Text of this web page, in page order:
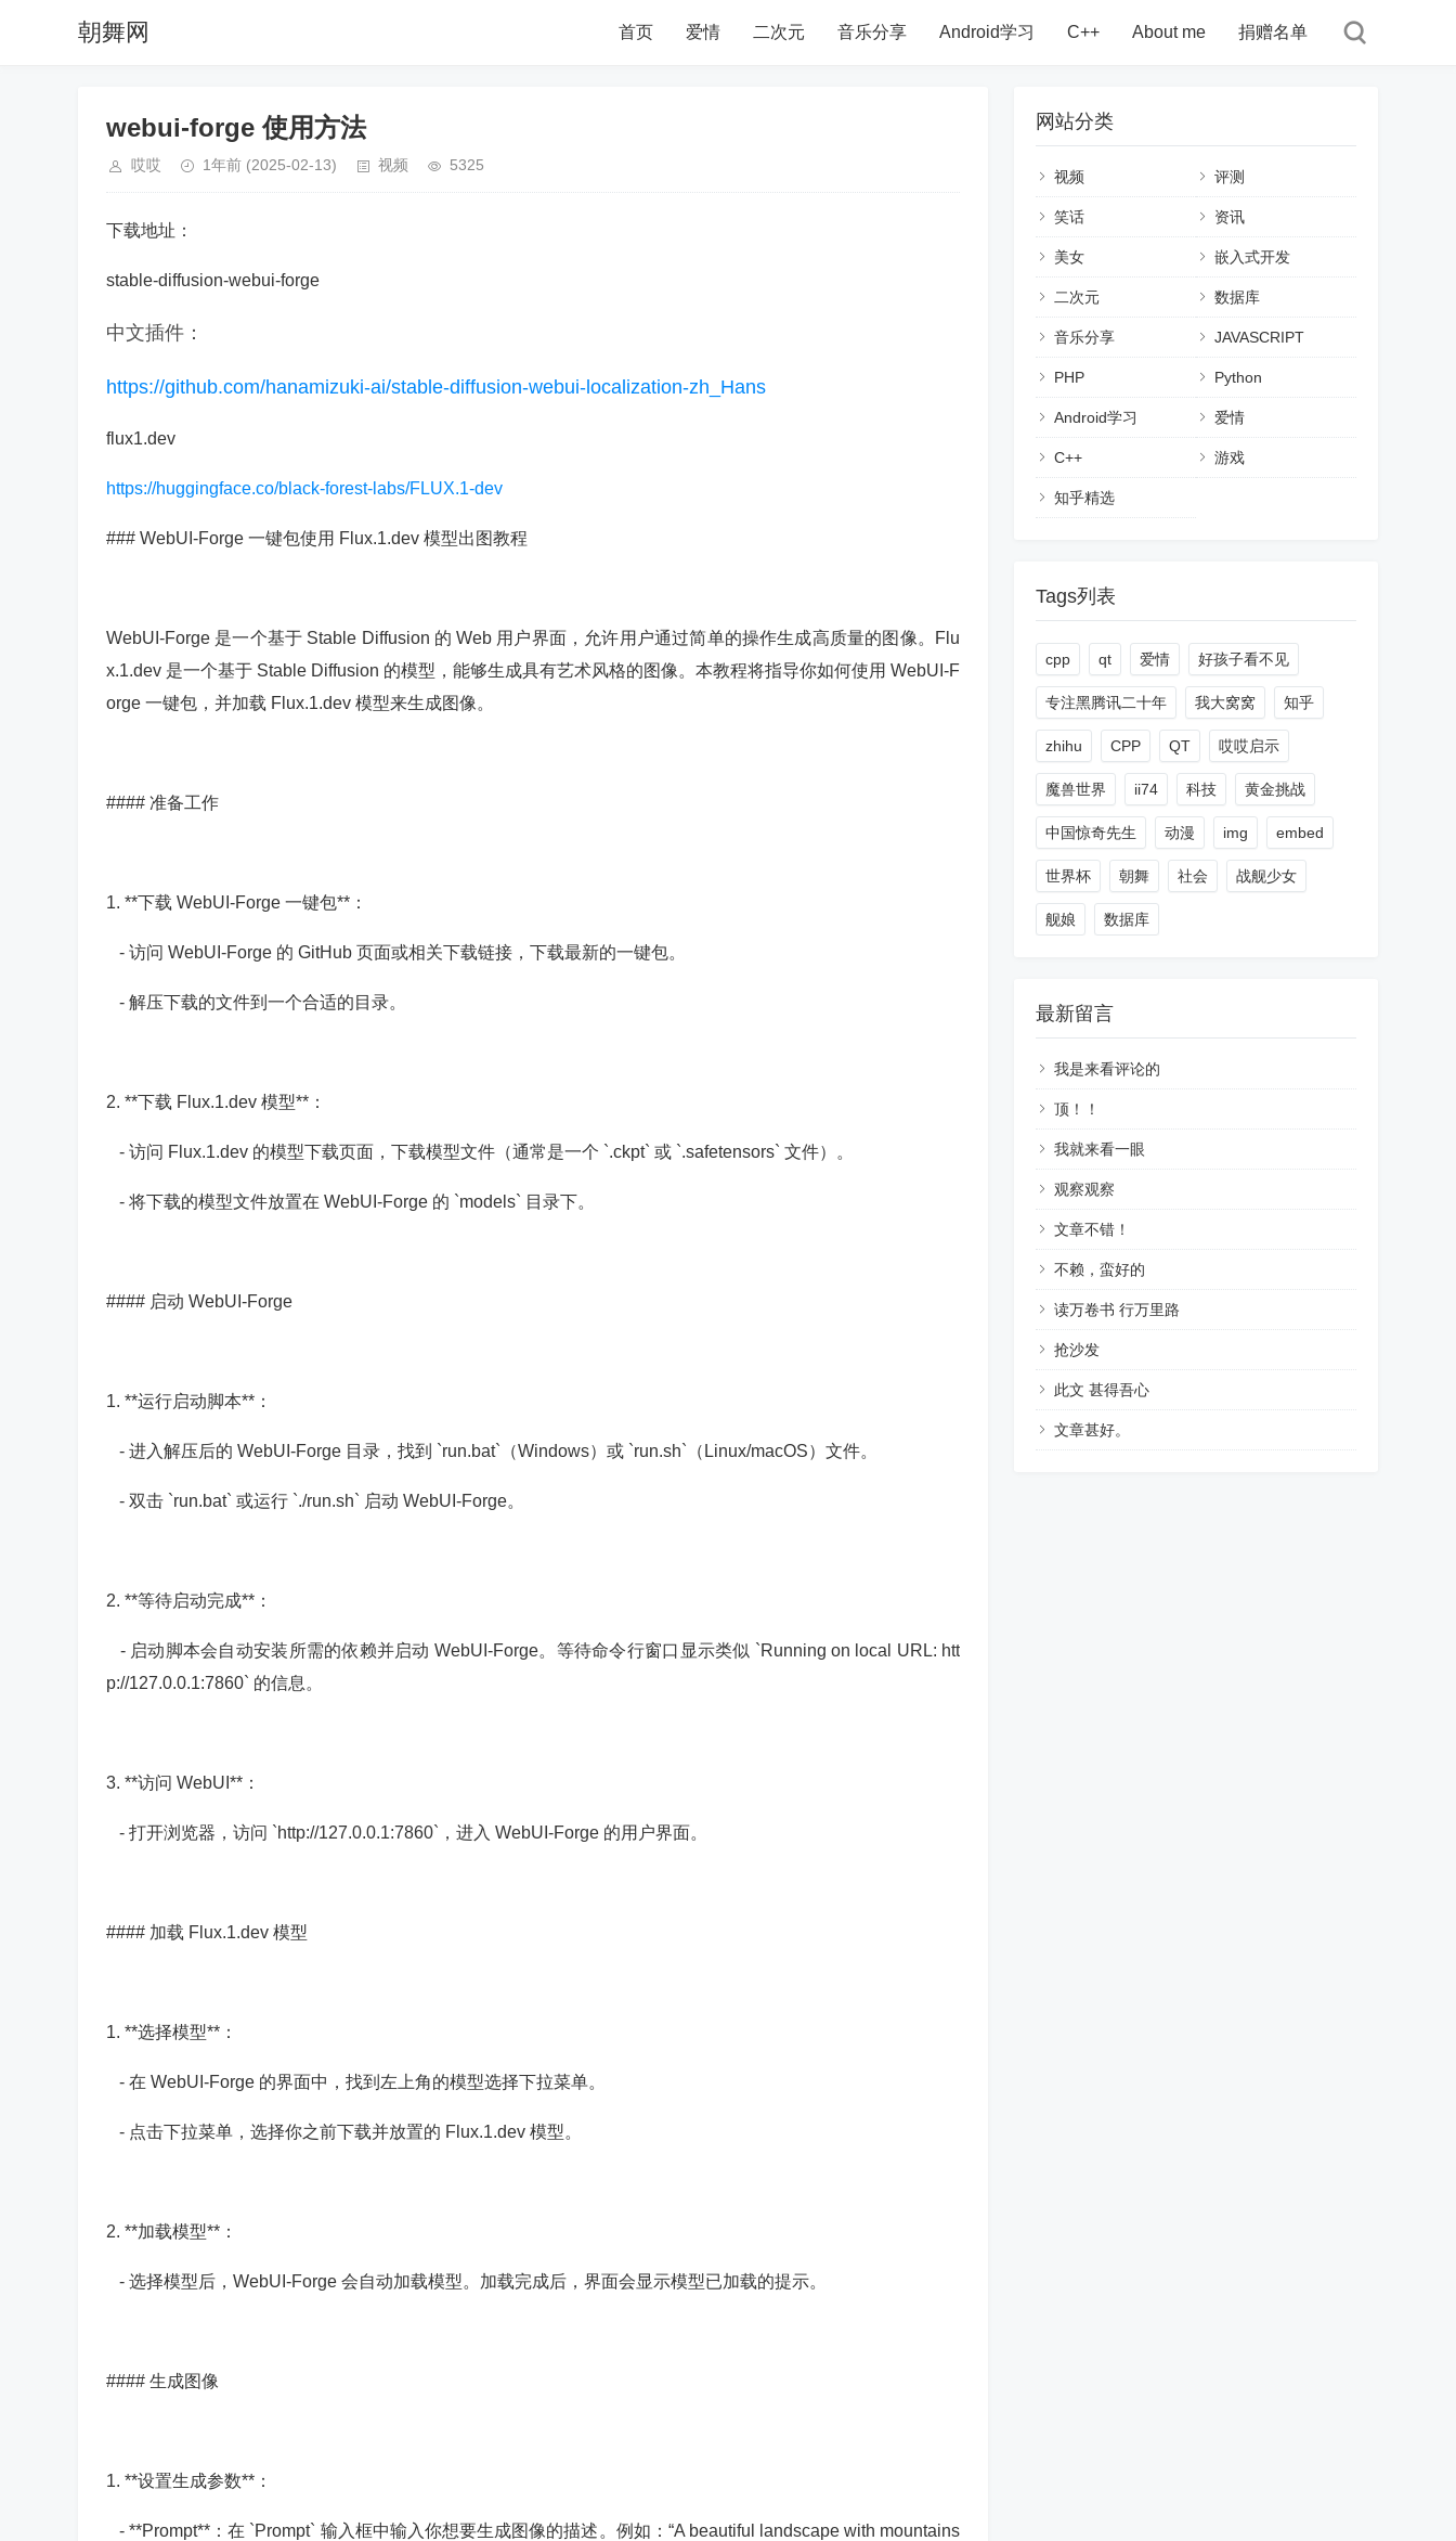
朝舞网 首页 爱情 二次元 音乐分享 Android学习 C++ About me 捐赠名单
webui-forge 使用方法
哎哎 1年前 (2025-02-13) 视频 5325
下载地址：
stable-diffusion-webui-forge
中文插件：
https://github.com/hanamizuki-ai/stable-diffusion-webui-localization-zh_Hans
flux1.dev
https://huggingface.co/black-forest-labs/FLUX.1-dev
### WebUI-Forge 一键包使用 Flux.1.dev 模型出图教程
WebUI-Forge 是一个基于 Stable Diffusion 的 Web 用户界面，允许用户通过简单的操作生成高质量的图像。Flu
x.1.dev 是一个基于 Stable Diffusion 的模型，能够生成具有艺术风格的图像。本教程将指导你如何使用 WebUI-F
orge 一键包，并加载 Flux.1.dev 模型来生成图像。
#### 准备工作
1. **下载 WebUI-Forge 一键包**：
- 访问 WebUI-Forge 的 GitHub 页面或相关下载链接，下载最新的一键包。
- 解压下载的文件到一个合适的目录。
2. **下载 Flux.1.dev 模型**：
- 访问 Flux.1.dev 的模型下载页面，下载模型文件（通常是一个 `.ckpt` 或 `.safetensors` 文件）。
- 将下载的模型文件放置在 WebUI-Forge 的 `models` 目录下。
#### 启动 WebUI-Forge
1. **运行启动脚本**：
- 进入解压后的 WebUI-Forge 目录，找到 `run.bat`（Windows）或 `run.sh`（Linux/macOS）文件。
- 双击 `run.bat` 或运行 `./run.sh` 启动 WebUI-Forge。
2. **等待启动完成**：
- 启动脚本会自动安装所需的依赖并启动 WebUI-Forge。等待命令行窗口显示类似 `Running on local URL: htt
p://127.0.0.1:7860` 的信息。
3. **访问 WebUI**：
- 打开浏览器，访问 `http://127.0.0.1:7860`，进入 WebUI-Forge 的用户界面。
#### 加载 Flux.1.dev 模型
1. **选择模型**：
- 在 WebUI-Forge 的界面中，找到左上角的模型选择下拉菜单。
- 点击下拉菜单，选择你之前下载并放置的 Flux.1.dev 模型。
2. **加载模型**：
- 选择模型后，WebUI-Forge 会自动加载模型。加载完成后，界面会显示模型已加载的提示。
#### 生成图像
1. **设置生成参数**：
- **Prompt**：在 `Prompt` 输入框中输入你想要生成图像的描述。例如：“A beautiful landscape with mountains
网站分类
视频 评测
笑话 资讯
美女 嵌入式开发
二次元 数据库
音乐分享 JAVASCRIPT
PHP Python
Android学习 爱情
C++ 游戏
知乎精选
Tags列表
cpp qt 爱情 好孩子看不见
专注黑腾讯二十年 我大窝窝 知乎
zhihu CPP QT 哎哎启示
魔兽世界 ii74 科技 黄金挑战
中国惊奇先生 动漫 img embed
世界杯 朝舞 社会 战舰少女
舰娘 数据库
最新留言
我是来看评论的
顶！！
我就来看一眼
观察观察
文章不错！
不赖，蛮好的
读万卷书 行万里路
抢沙发
此文 甚得吾心
文章甚好。